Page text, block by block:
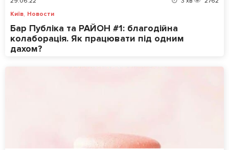
Київ, Новости
Бар Публіка та РАЙОН #1: благодійна
колаборація. Як працювати під одним
дахом?